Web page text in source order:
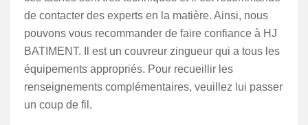
de contacter des experts en la matière. Ainsi, nous
pouvons vous recommander de faire confiance à HJ
BATIMENT. Il est un couvreur zingueur qui a tous les
équipements appropriés. Pour recueillir les
renseignements complémentaires, veuillez lui passer
un coup de fil.